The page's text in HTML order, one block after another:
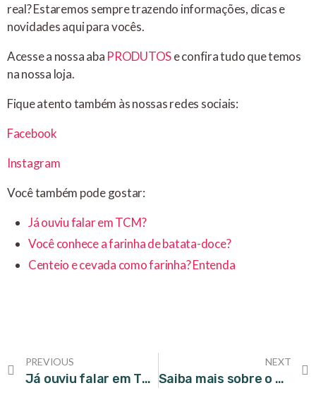
real? Estaremos sempre trazendo informações, dicas e
novidades aqui para vocês.
Acesse a nossa aba PRODUTOSe confira tudo que temos
na nossa loja.
Fique atento também às nossas redes sociais:
Facebook
Instagram
Você também pode gostar:
Já ouviu falar em TCM?
Você conhece a farinha de batata-doce?
Centeio e cevada como farinha? Entenda
PREVIOUS
Já ouviu falar em TCM?
NEXT
Saiba mais sobre o óleo de semente de abóbora